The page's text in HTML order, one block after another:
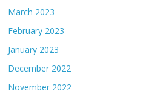
March 2023
February 2023
January 2023
December 2022
November 2022